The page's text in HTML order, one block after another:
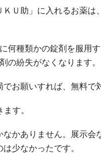
Ｕ助」に入れるお薬は
何種類かの錠剤を服用
の紛失がなくなります。
お願いすれば、無料で
す。
かありません。展示会
少なかったです。